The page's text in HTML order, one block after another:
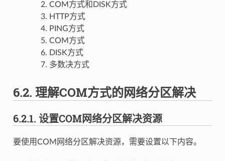
COM方式和DISK方式
HTTP方式
PING方式
COM方式
DISK方式
多数决方式
6.2. 理解COM方式的网络分区解决
6.2.1. 设置COM网络分区解决资源
要使用COM网络分区解决资源，需要设置以下内容。